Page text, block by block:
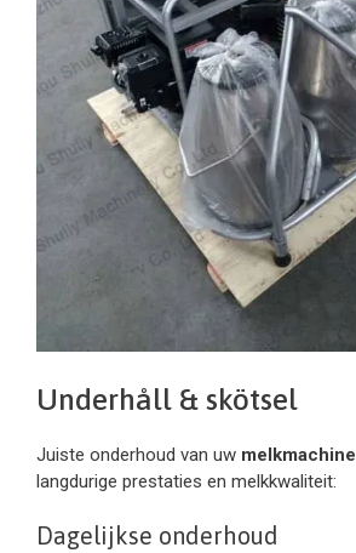
Underhåll & skötsel
Juiste onderhoud van uw melkmachine
langdurige prestaties en melkkwaliteit:
Dagelijkse onderhoud